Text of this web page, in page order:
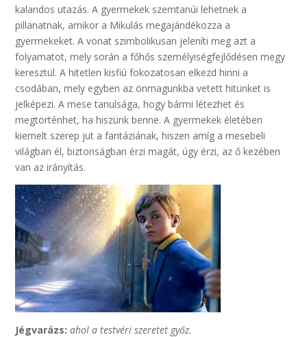
kalandos utazás. A gyermekek szemtanúi lehetnek a
pillanatnak, amikor a Mikulás megajándékozza a
gyermekeket. A vonat szimbolikusan jeleníti meg azt a
folyamatot, mely során a főhős személyiségfejlődésen megy
keresztül. A hitetlen kisfiú fokozatosan elkezd hinni a
csodában, mely egyben az önmagunkba vetett hitünket is
jelképezi. A mese tanulsága, hogy bármi létezhet és
megtörténhet, ha hiszünk benne. A gyermekek életében
kiemelt szerep jut a fantáziának, hiszen amíg a mesebeli
világban él, biztonságban érzi magát, úgy érzi, az ő kezében
van az irányítás.
Jégvarázs:ahol a testvéri szeretet győz.